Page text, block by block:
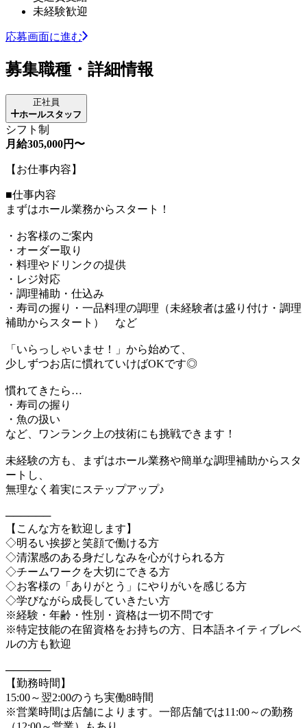
未経験歓迎
応募画面に進む
募集職種・詳細情報
正社員
ホールスタッフ
シフト制
月給305,000円〜
【お仕事内容】
■仕事内容
まずはホール業務からスタート！
・お客様のご案内
・オーダー取り
・料理やドリンクの提供
・レジ対応
・調理補助・仕込み
・寿司の握り・一品料理の調理（未経験者は盛り付け・調理
補助からスタート） など
「いらっしゃいませ！」から始めて、
少しずつお店に慣れていけばOKです◎
慣れてきたら…
・寿司の握り
・魚の扱い
など、ワンランク上の技術にも挑戦できます！
未経験の方も、まずはホール業務や簡単な調理補助からスタ
ートし、
無理なく着実にステップアップ♪
──────
【こんな方を歓迎します】
◇明るい挨拶と笑顔で働ける方
◇清潔感のある身だしなみを心がけられる方
◇チームワークを大切にできる方
◇お客様の「ありがとう」にやりがいを感じる方
◇学びながら成長していきたい方
※経験・年齢・性別・資格は一切不問です
※特定技能の在留資格をお持ちの方、日本語ネイティブレベ
ルの方も歓迎
──────
【勤務時間】
15:00～翌2:00のうち実働8時間
※営業時間は店舗によります。一部店舗では11:00～の勤務